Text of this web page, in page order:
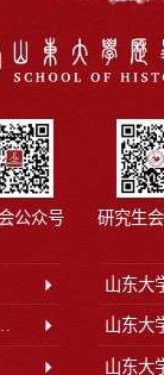
公众号 研究生
山东大
室 山东大